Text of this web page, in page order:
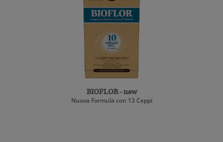
BIOFLOR - new
Nuova Formula con 13 Ceppi